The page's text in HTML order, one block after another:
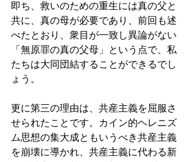
即ち、救いのための重生には真の父と
共に、真の母が必要であり、前回も述
べたとおり、衆目が一致し異論がない
「無原罪の真の父母」という点で、私
たちは大同団結することができるでし
ょう。
更に第三の理由は、共産主義を屈服さ
せられたことです。カイン的ヘレニズ
ム思想の集大成ともいうべき共産主義
を崩壊に導かれ、共産主義に代わる新